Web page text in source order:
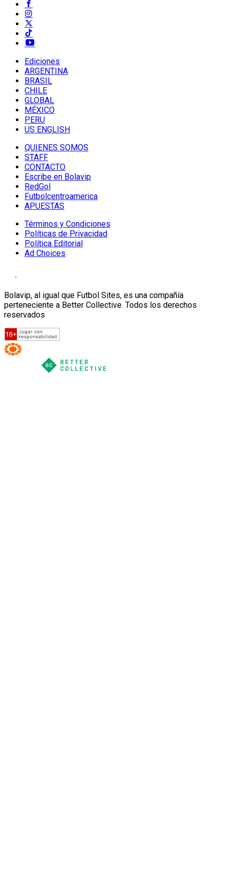
Ediciones
ARGENTINA
BRASIL
CHILE
GLOBAL
MÉXICO
PERU
US ENGLISH
QUIENES SOMOS
STAFF
CONTACTO
Escribe en Bolavip
RedGol
Futbolcentroamerica
APUESTAS
Términos y Condiciones
Políticas de Privacidad
Política Editorial
Ad Choices
Bolavip, al igual que Futbol Sites, es una compañía
perteneciente a Better Collective. Todos los derechos
reservados